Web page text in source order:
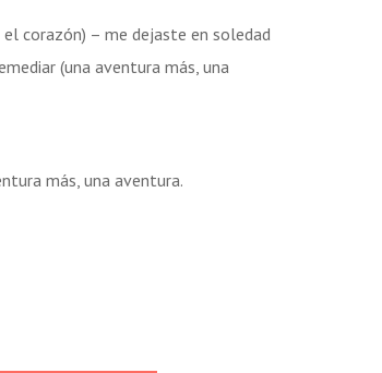
corazón) – me dejaste en soledad
(una aventura más, una
más, una aventura.